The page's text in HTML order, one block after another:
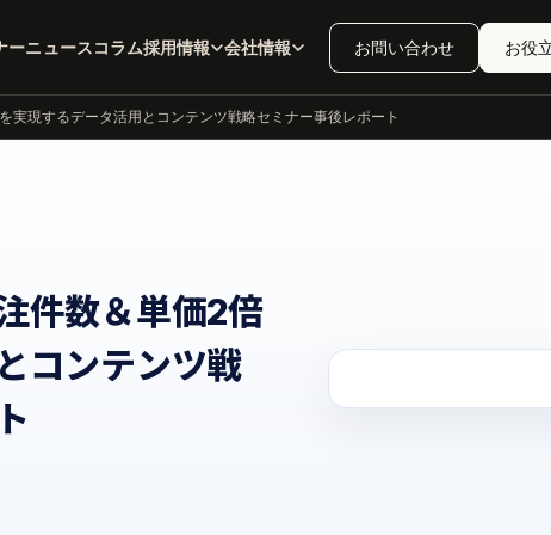
ーニュースコラム採用情報 会社情報 お問い合わせ お役
実現するデータ活用とコンテンツ戦略セミナー事後レポート
件数＆単価2倍
コンテンツ戦